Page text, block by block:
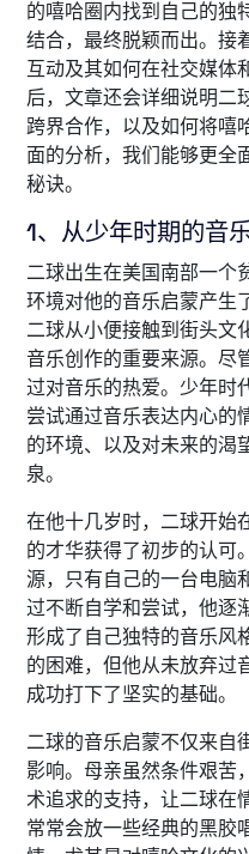
的嘻哈圈内找到自己的独
结合，最终脱颖而出。接
互动及其如何在社交媒体
后，文章还会详细说明二
跨界合作，以及如何将嘻
面的分析，我们能够更全
秘诀。
1、从少年时期的音
二球出生在美国南部一个
环境对他的音乐启蒙产生
二球从小便接触到街头文
音乐创作的重要来源。尽
过对音乐的热爱。少年时
尝试通过音乐表达内心的
的环境、以及对未来的渴
泉。
在他十几岁时，二球开始
的才华获得了初步的认可
源，只有自己的一台电脑
过不断自学和尝试，他逐
形成了自己独特的音乐风
的困难，但他从未放弃过
成功打下了坚实的基础。
二球的音乐启蒙不仅来自
影响。母亲虽然条件艰苦
术追求的支持，让二球在
常常会放一些经典的黑胶